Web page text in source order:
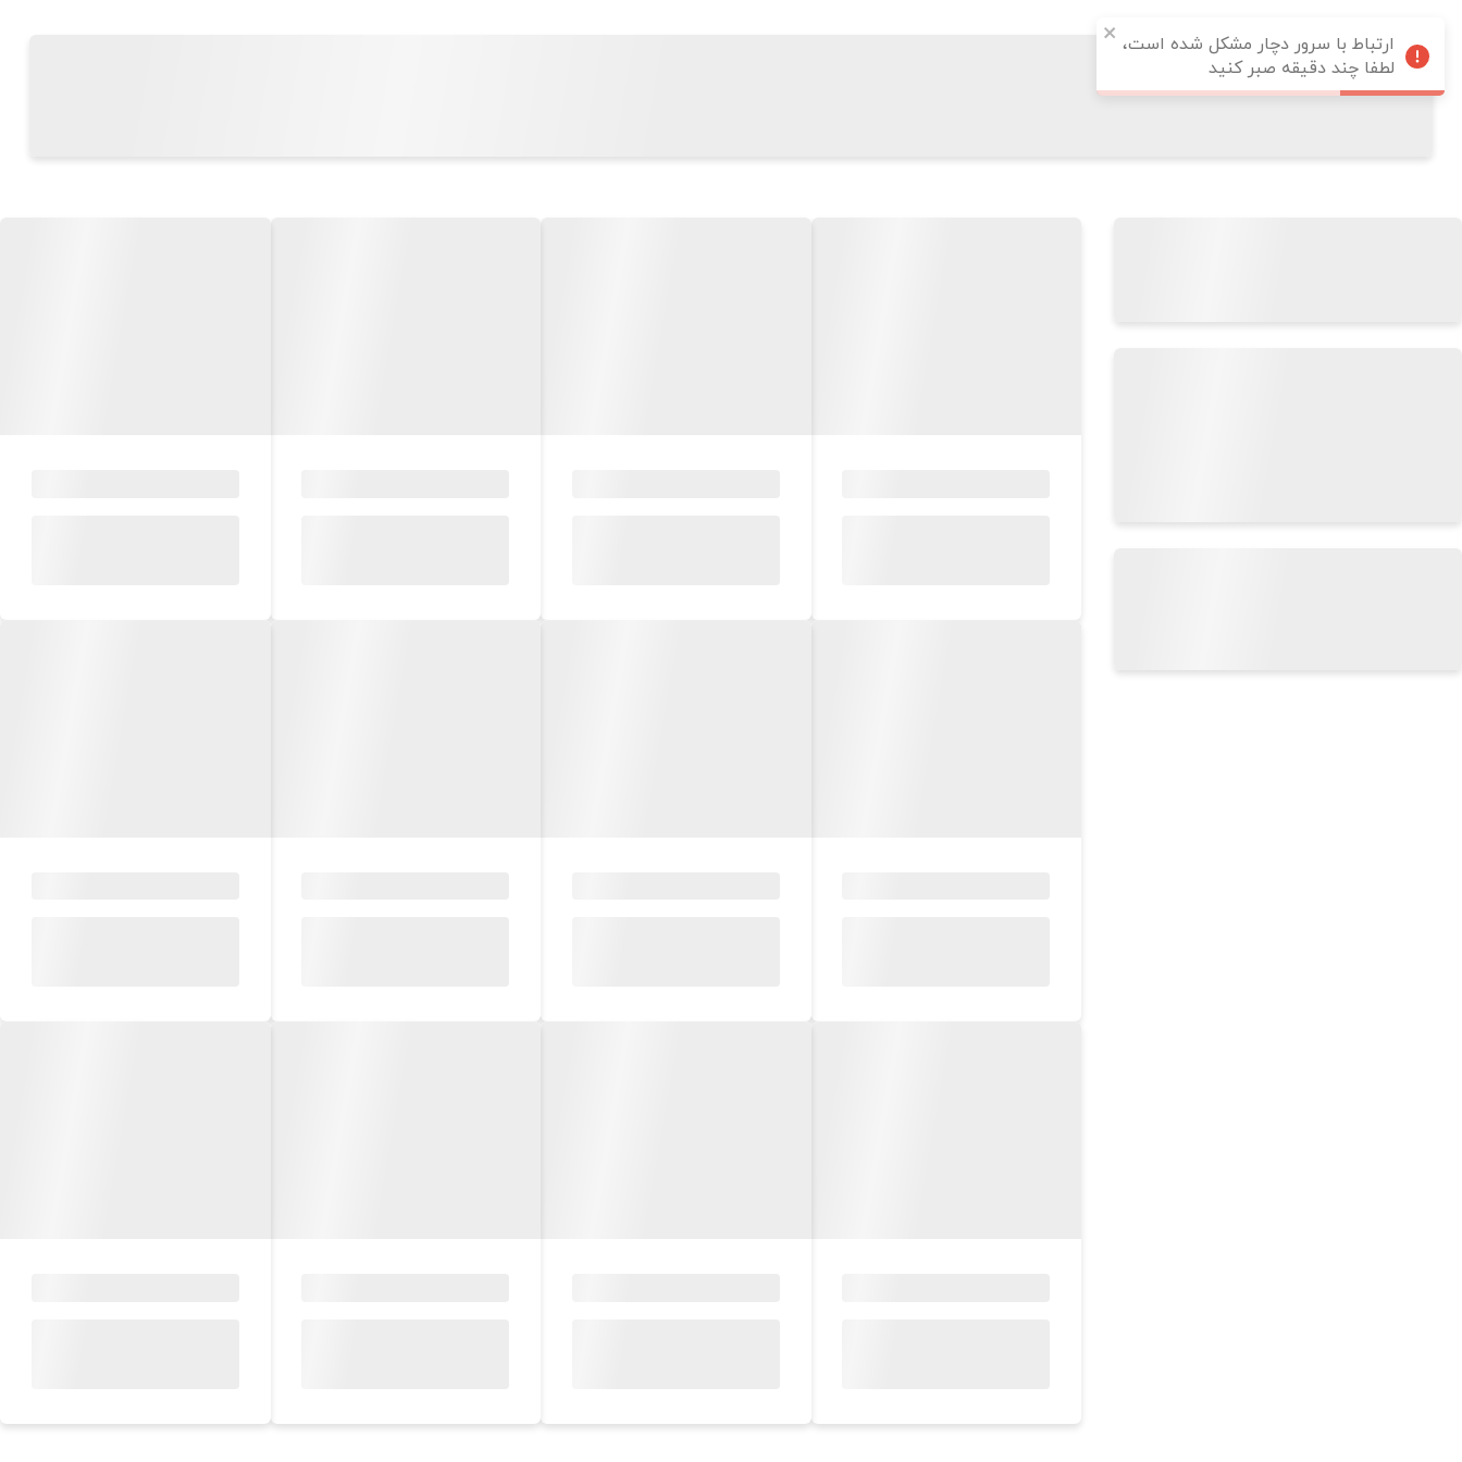
ارتباط با سرور دچار مشکل شده است،
لطفا چند دقیقه صبر کنید